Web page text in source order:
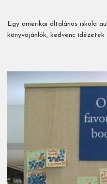
Egy amerikai általános iskola
könyvajánlók, kedvenc